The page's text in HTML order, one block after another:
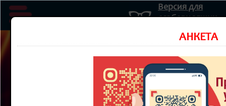
Версия для
слабовидящих
Министерство культуры Новосибирской области
ТЕАТР КУКОЛ
АНКЕТА